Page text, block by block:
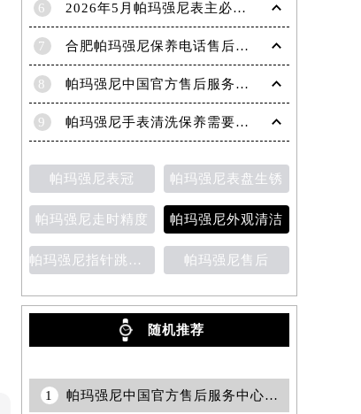
6 2026年5月帕玛强尼表主必读最终版：售后网点迁移与新开业
7 合肥帕玛强尼保养电话售后服务中心权威公示（2026年7月最新）
8 帕玛强尼中国官方售后服务中心｜完整地址与官方电话权威信息通知（2026年7月最新）
9 帕玛强尼手表清洗保养需要多久？
帕玛强尼表冠 帕玛强尼表盘生锈
帕玛强尼走时精度 帕玛强尼外观清洁
帕玛强尼指针跳动异常 帕玛强尼售后
随机推荐
1 帕玛强尼中国官方售后服务中心｜全新热线和维修门店详细地址权威信息声明（2026年7月最新）